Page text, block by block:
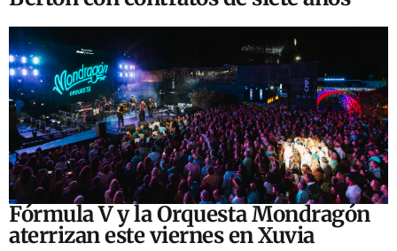
Fórmula V y la Orquesta Mondragón
aterrizan este viernes en Xuvia